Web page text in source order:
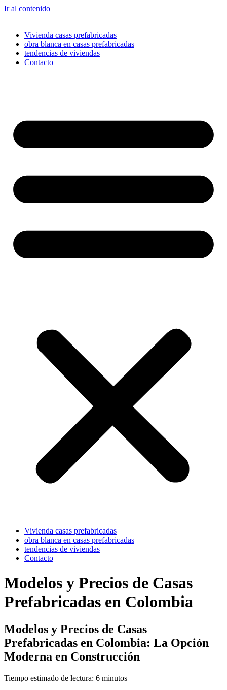
Ir al contenido
Vivienda casas prefabricadas
obra blanca en casas prefabricadas
tendencias de viviendas
Contacto
Vivienda casas prefabricadas
obra blanca en casas prefabricadas
tendencias de viviendas
Contacto
Modelos y Precios de Casas
Prefabricadas en Colombia
Modelos y Precios de Casas
Prefabricadas en Colombia: La Opción
Moderna en Construcción
Tiempo estimado de lectura: 6 minutos